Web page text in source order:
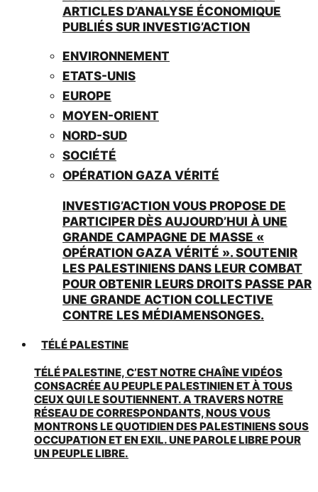
ARTICLES D’ANALYSE ÉCONOMIQUE
PUBLIÉS SUR INVESTIG’ACTION
ENVIRONNEMENT
ETATS-UNIS
EUROPE
MOYEN-ORIENT
NORD-SUD
SOCIÉTÉ
OPÉRATION GAZA VÉRITÉ
INVESTIG’ACTION VOUS PROPOSE DE
PARTICIPER DÈS AUJOURD’HUI À UNE
GRANDE CAMPAGNE DE MASSE «
OPÉRATION GAZA VÉRITÉ ». SOUTENIR
LES PALESTINIENS DANS LEUR COMBAT
POUR OBTENIR LEURS DROITS PASSE PAR
UNE GRANDE ACTION COLLECTIVE
CONTRE LES MÉDIAMENSONGES.
TÉLÉ PALESTINE
TÉLÉ PALESTINE, C’EST NOTRE CHAÎNE VIDÉOS
CONSACRÉE AU PEUPLE PALESTINIEN ET À TOUS
CEUX QUI LE SOUTIENNENT. A TRAVERS NOTRE
RÉSEAU DE CORRESPONDANTS, NOUS VOUS
MONTRONS LE QUOTIDIEN DES PALESTINIENS SOUS
OCCUPATION ET EN EXIL. UNE PAROLE LIBRE POUR
UN PEUPLE LIBRE.